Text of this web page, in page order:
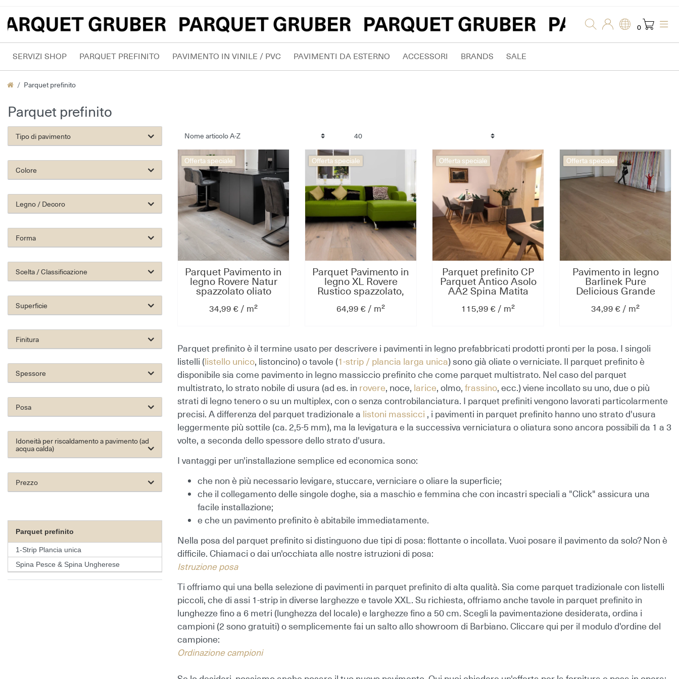
0
SERVIZI SHOP PARQUET PREFINITO PAVIMENTO IN VINILE / PVC PAVIMENTI DA ESTERNO ACCESSORI BRANDS SALE
Parquet prefinito
Parquet prefinito
Tipo di pavimento
Colore
Legno / Decoro
Forma
Scelta / Classificazione
Superficie
Finitura
Spessore
Posa
Idoneità per riscaldamento a pavimento (ad
acqua calda)
Prezzo
Parquet prefinito
1-Strip Plancia unica
Spina Pesce & Spina Ungherese
Offerta speciale
Parquet Pavimento in
legno Rovere Natur
spazzolato oliato
bianco 22%, plancia
unica a 3 strati
34,99 € / m²
Offerta speciale
Parquet Pavimento in
legno XL Rovere
Rustico spazzolato,
decapato oliato
bianco, plancia larga
Matera-XL
64,99 € / m²
Offerta speciale
Parquet prefinito CP
Parquet Antico Asolo
AA2 Spina Matita
Rovere Commerciale
spazzolato segato
115,99 € / m²
Offerta speciale
Pavimento in legno
Barlinek Pure
Delicious Grande
uv bisellato 4 lati
34,99 € / m²
Parquet prefinitoè il termine usato per descrivere i pavimenti in legno prefabbricati prodotti pronti per la posa. I singoli
listelli (listello unico, listoncino) o tavole (1-strip / plancia larga unica) sono già oliate o verniciate. Il parquet prefinito è
disponibile sia come pavimento in legno massiccio prefinito che come parquet multistrato. Nel caso del parquet
multistrato, lo strato nobile di usura (ad es. in rovere, noce, larice, olmo, frassino, ecc.) viene incollato su uno, due o più
strati di legno tenero o su un multiplex, con o senza controbilanciatura. I parquet prefiniti vengono lavorati particolarmente
precisi. A differenza del parquet tradizionale a listoni massicci , i pavimenti in parquet prefinito hanno uno strato d'usura
leggermente più sottile (ca. 2,5-5 mm), ma la levigatura e la successiva verniciatura o oliatura sono ancora possibili da 1 a 3
volte, a seconda dello spessore dello strato d'usura.
I vantaggi per un'installazione semplice ed economica sono:
che non è più necessario levigare, stuccare, verniciare o oliare la superficie;
che il collegamento delle singole doghe, sia a maschio e femmina che con incastri speciali a "Click" assicura una
facile installazione;
e che un pavimento prefinito è abitabile immediatamente.
Nella posa del parquet prefinito si distinguono due tipi di posa: flottante o incollata. Vuoi posare il pavimento da solo? Non è
difficile. Chiamaci o dai un'occhiata alle nostre istruzioni di posa:
Istruzione posa
Ti offriamo qui una bella selezione di pavimenti in parquet prefinito di alta qualità. Sia come parquet tradizionale con listelli
piccoli, che di assi 1-strip in diverse larghezze e tavole XXL. Su richiesta, offriamo anche tavole in parquet prefinito in
lunghezze fino a 6 metri (lunghezza del locale) e larghezze fino a 50 cm. Scegli la pavimentazione desiderata, ordina i
campioni (2 sono gratuiti) o semplicemente fai un salto allo showroom di Barbiano. Cliccare qui per il modulo d'ordine del
campione:
Ordinazione campioni